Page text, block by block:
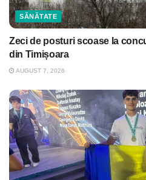
SĂNĂTATE
Zeci de posturi scoase la
din Timișoara
AUGUST 7, 2026